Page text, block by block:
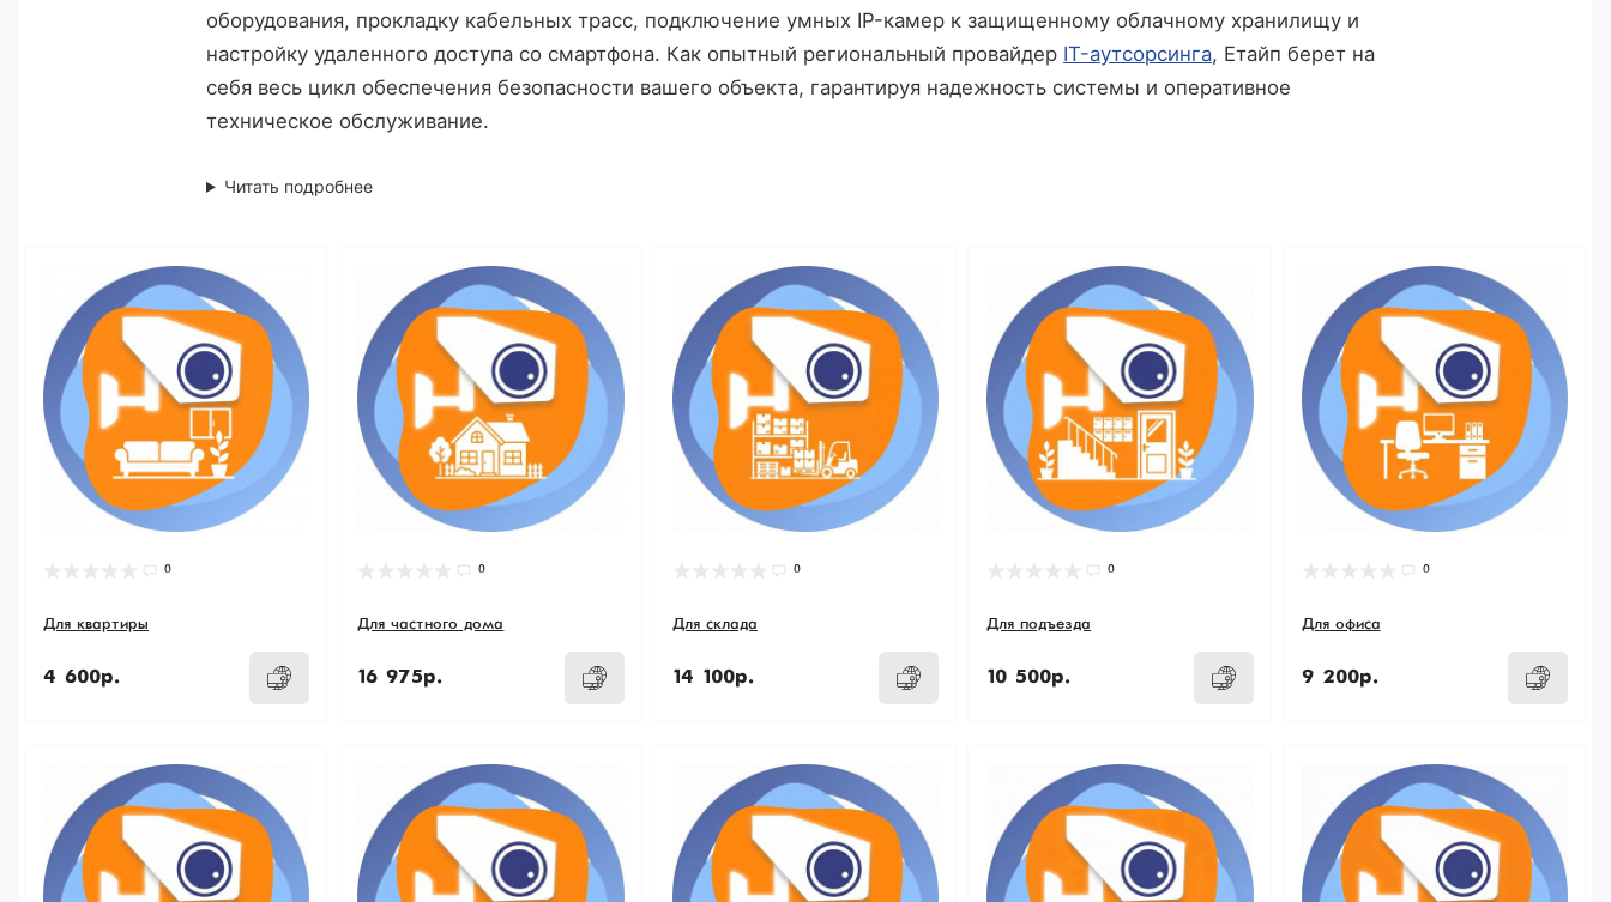
оборудования, прокладку кабельных трасс, подключение умных IP-камер к защищенному облачному хранилищу и
настройку удаленного доступа со смартфона. Как опытный региональный провайдер IT-аутсорсинга, Етайп берет на
себя весь цикл обеспечения безопасности вашего объекта, гарантируя надежность системы и оперативное
техническое обслуживание.
Читать подробнее
0
Для квартиры
4 600р.
0
Для частного дома
16 975р.
0
Для склада
14 100р.
0
Для подъезда
10 500р.
0
Для офиса
9 200р.